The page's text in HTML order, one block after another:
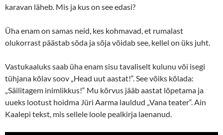
karavan läheb. Mis ja kus on see edasi?
Üha enam on samas neid, kes kohmavad, et rumalast
olukorrast päästab sõda ja sõja võidab see, kellel on üks juht.
Vastukaaluks saab üha enam sisu tavaliselt kulunu või isegi
tühjana kõlav soov „Head uut aastat!“. See võiks kõlada:
„Säilitagem inimlikkus!“ Mu kõrvus jääb aastat lõpetama ja
uueks lootust hoidma Jüri Aarma lauldud „Vana teater“. Ain
Kaalepi tekst, mis sellele loole pealkirja laenanud.